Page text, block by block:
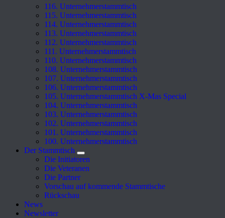
116. Unternehmerstammtisch
115. Unternehmerstammtisch
114. Unternehmerstammtisch
113. Unternehmerstammtisch
112. Unternehmerstammtisch
111. Unternehmerstammtisch
110. Unternehmerstammtisch
108. Unternehmerstammtisch
107. Unternehmerstammtisch
106. Unternehmerstammtisch
105. Unternehmerstammtisch X-Mas Special
104. Unternehmerstammtisch
103. Unternehmerstammtisch
102. Unternehmerstammtisch
101. Unternehmerstammtisch
100. Unternehmerstammtisch
Der Stammtisch
Die Initiatoren
Die Veteranen
Die Partner
Vorschau auf kommende Stammtische
Rückschau
News
Newsletter